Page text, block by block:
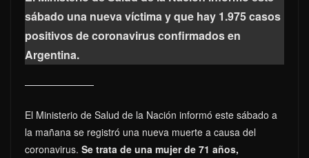
sábado una nueva víctima y que hay 1.975 casos
positivos de coronavirus confirmados en
Argentina.
El Ministerio de Salud de la Nación informó este sábado a
la mañana se registró una nueva muerte a causa del
coronavirus. Se trata de una mujer de 71 años,